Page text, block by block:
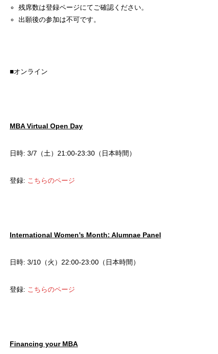
残席数は登録ページにてご確認ください。
出願後の参加は不可です。
■オンライン
MBA Virtual Open Day
日時: 3/7（土）21:00-23:30（日本時間）
登録: こちらのページ
International Women’s Month: Alumnae Panel
日時: 3/10（火）22:00-23:00（日本時間）
登録: こちらのページ
Financing your MBA